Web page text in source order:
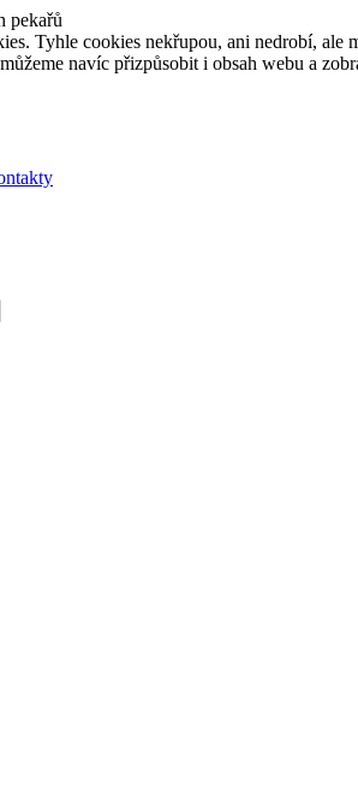
pekařů
Tyhle cookies nekřupou, ani nedrobí,
navíc přizpůsobit i obsah webu a